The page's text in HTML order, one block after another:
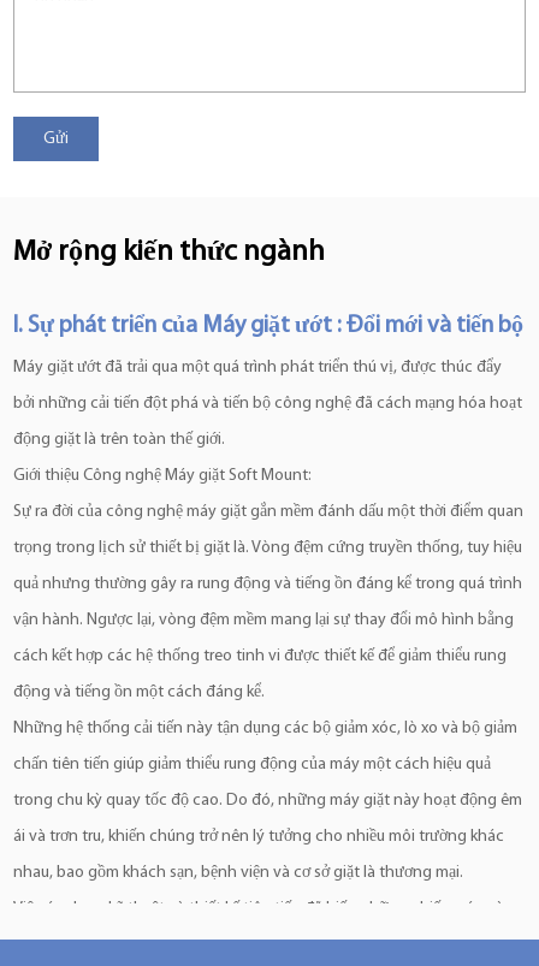
Mở rộng kiến thức ngành
I. Sự phát triển của Máy giặt ướt : Đổi mới và tiến bộ
Máy giặt ướt đã trải qua một quá trình phát triển thú vị, được thúc đẩy
bởi những cải tiến đột phá và tiến bộ công nghệ đã cách mạng hóa hoạt
động giặt là trên toàn thế giới.
Giới thiệu Công nghệ Máy giặt Soft Mount:
Sự ra đời của công nghệ máy giặt gắn mềm đánh dấu một thời điểm quan
trọng trong lịch sử thiết bị giặt là. Vòng đệm cứng truyền thống, tuy hiệu
quả nhưng thường gây ra rung động và tiếng ồn đáng kể trong quá trình
vận hành. Ngược lại, vòng đệm mềm mang lại sự thay đổi mô hình bằng
cách kết hợp các hệ thống treo tinh vi được thiết kế để giảm thiểu rung
động và tiếng ồn một cách đáng kể.
Những hệ thống cải tiến này tận dụng các bộ giảm xóc, lò xo và bộ giảm
chấn tiên tiến giúp giảm thiểu rung động của máy một cách hiệu quả
trong chu kỳ quay tốc độ cao. Do đó, những máy giặt này hoạt động êm
ái và trơn tru, khiến chúng trở nên lý tưởng cho nhiều môi trường khác
nhau, bao gồm khách sạn, bệnh viện và cơ sở giặt là thương mại.
Việc áp dụng kỹ thuật và thiết kế tiên tiến đã biến những chiếc máy này
thành những cỗ máy đáng tin cậy có khả năng mang lại hiệu suất vượt